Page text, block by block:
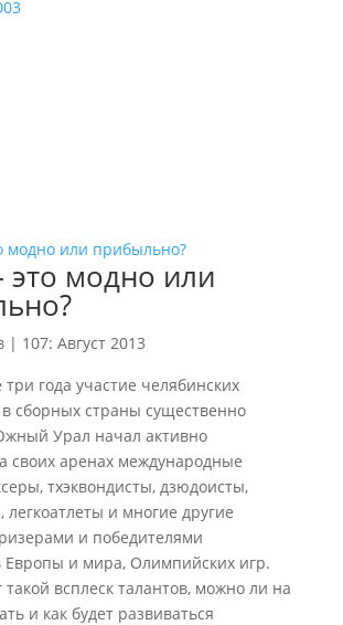
это модно или
| 107: Август 2013
года участие челябинских
сборных страны существенно
Урал начал активно
своих аренах международные
тхэквондисты, дзюдоисты,
легкоатлеты и многие другие
и победителями
Европы и мира, Олимпийских игр.
такой всплеск талантов, можно ли на
и как будет развиваться